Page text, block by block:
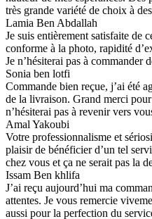
très grande variété de choix à
Lamia Ben Abdallah
Je suis entièrement satisfaite de
conforme à la photo, rapidité
Je n’hésiterai pas à commander
Sonia ben lotfi
Commande bien reçue, j’ai été
de la livraison. Grand merci
n’hésiterai pas à revenir vers
Amal Yakoubi
Votre professionnalisme et
plaisir de bénéficier d’un tel
chez vous et ça ne serait pas la
Issam Ben khlifa
J’ai reçu aujourd’hui ma
attentes. Je vous remercie
aussi pour la perfection du